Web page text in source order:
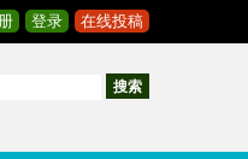
登录 在线投稿
搜索